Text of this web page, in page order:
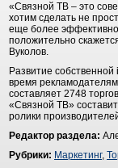
«Связной ТВ – это
хотим сделать не
еще более
положительно
Вуколов.
Развитие
время
составляет 2748
«Связной ТВ»
ролики
Редактор раздела:
Рубрики: Маркетинг,